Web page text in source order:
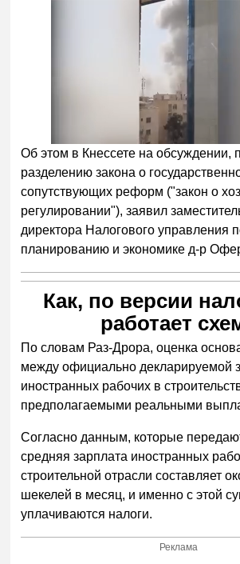
Об этом в Кнессете на обсуждении,
разделению закона о
сопутствующих реформ ("закон о
регулировании"), заявил
директора Налогового управления
планированию и экономике д-р
Как, по версии
работает
По словам Раз-Дрора, оценка
между официально декларируемой
иностранных рабочих в
предполагаемыми реальными
Согласно данным, которые
средняя зарплата иностранных
строительной отрасли составляет
шекелей в месяц, и именно с этой
уплачиваются налоги.
Реклама